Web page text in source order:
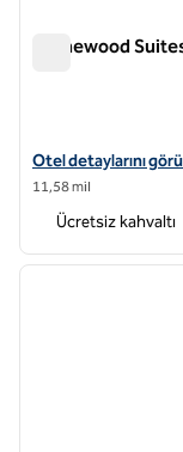
Homewood
Homewood Suites
Otel detaylarını
11,58 mil
Ücretsiz kahvaltı
1 / 12